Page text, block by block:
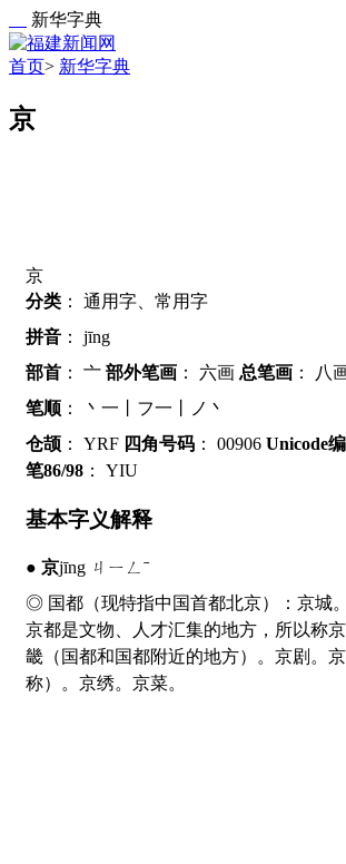
新华字典
首页> 新华字典
京
京
分类 ： 通用字、常用字
拼音 ： jīng
部首 ： 亠 部外笔画 ： 六画 总笔画 ：
八
笔顺 ：
丶一丨フ一丨ノ丶
仓颉 ： YRF 四角号码 ： 00906 Unicode
笔86/98 ： YIU
基本字义解释
京jīng ㄐㄧㄥˉ
◎ 国都（现特指中国首都北京）： 京城。
京都是文物、人才汇集的地方，所以称京
畿（国都和国都附近的地方）。 京剧。 京
称）。 京绣。 京菜。